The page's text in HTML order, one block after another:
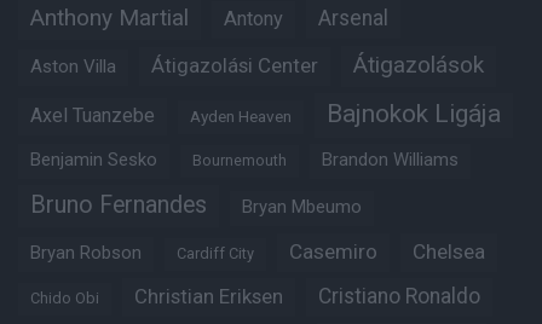
Anthony Martial Antony Arsenal
Aston Villa Átigazolási Center Átigazolások
Axel Tuanzebe Ayden Heaven Bajnokok Ligája
Benjamin Sesko Bournemouth Brandon Williams
Bruno Fernandes Bryan Mbeumo
Bryan Robson Cardiff City Casemiro Chelsea
Chido Obi Christian Eriksen Cristiano Ronaldo